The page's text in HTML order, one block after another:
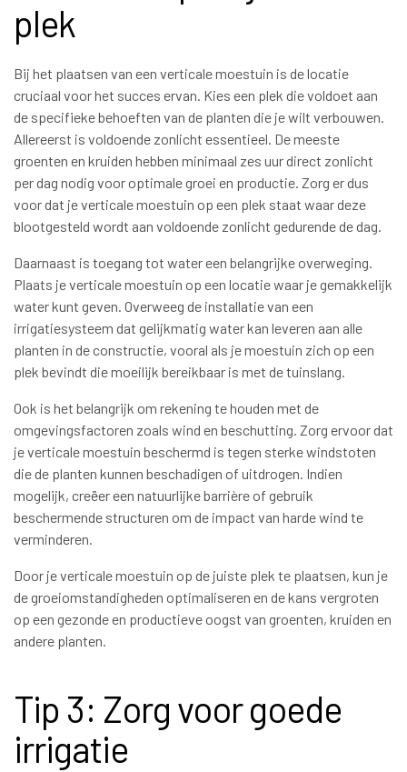
plek
Bij het plaatsen van een verticale moestuin is de locatie
cruciaal voor het succes ervan. Kies een plek die voldoet aan
de specifieke behoeften van de planten die je wilt verbouwen.
Allereerst is voldoende zonlicht essentieel. De meeste
groenten en kruiden hebben minimaal zes uur direct zonlicht
per dag nodig voor optimale groei en productie. Zorg er dus
voor dat je verticale moestuin op een plek staat waar deze
blootgesteld wordt aan voldoende zonlicht gedurende de dag.
Daarnaast is toegang tot water een belangrijke overweging.
Plaats je verticale moestuin op een locatie waar je gemakkelijk
water kunt geven. Overweeg de installatie van een
irrigatiesysteem dat gelijkmatig water kan leveren aan alle
planten in de constructie, vooral als je moestuin zich op een
plek bevindt die moeilijk bereikbaar is met de tuinslang.
Ook is het belangrijk om rekening te houden met de
omgevingsfactoren zoals wind en beschutting. Zorg ervoor dat
je verticale moestuin beschermd is tegen sterke windstoten
die de planten kunnen beschadigen of uitdrogen. Indien
mogelijk, creëer een natuurlijke barrière of gebruik
beschermende structuren om de impact van harde wind te
verminderen.
Door je verticale moestuin op de juiste plek te plaatsen, kun je
de groeiomstandigheden optimaliseren en de kans vergroten
op een gezonde en productieve oogst van groenten, kruiden en
andere planten.
Tip 3: Zorg voor goede
irrigatie